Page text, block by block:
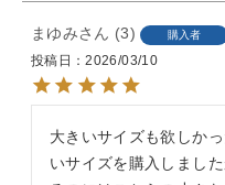
まゆみ 3 購入者
投稿日
2026/03/10
大きいサイズも欲しか
いサイズを購入しまし